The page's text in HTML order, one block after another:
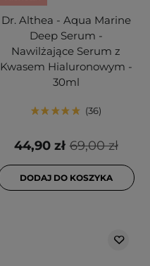
Dr. Althea - Aqua Marine
Deep Serum -
Nawilżające Serum z
Kwasem Hialuronowym -
30ml
36
69,00 zł
44,90 zł
DODAJ DO KOSZYKA